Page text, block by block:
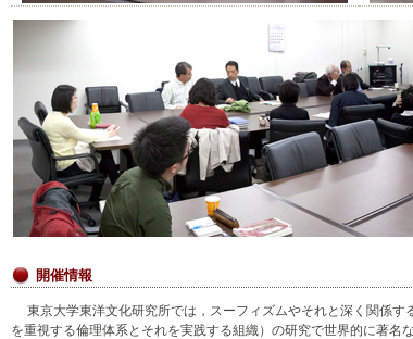
開催情報
東京大学東洋文化研究所では，スーフィズムやそれと深く関係す
を重視する倫理体系とそれを実践する組織）の研究で世界的に著名